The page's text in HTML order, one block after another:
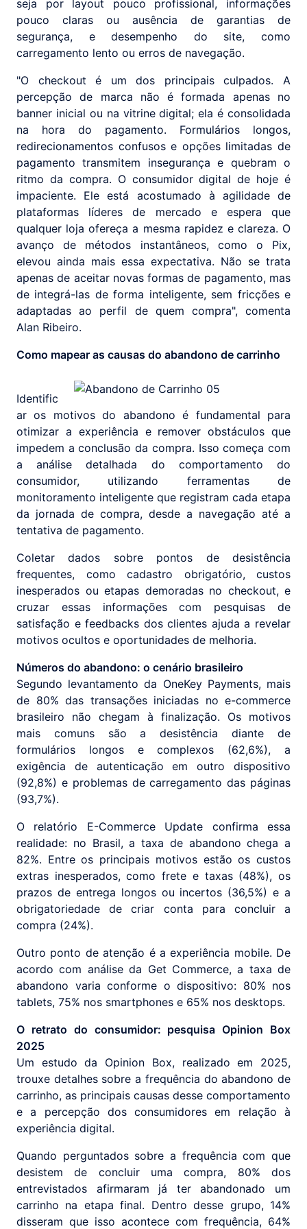
seja por layout pouco profissional, informações
pouco claras ou ausência de garantias de
segurança, e desempenho do site, como
carregamento lento ou erros de navegação.
"O checkout é um dos principais culpados. A
percepção de marca não é formada apenas no
banner inicial ou na vitrine digital; ela é consolidada
na hora do pagamento. Formulários longos,
redirecionamentos confusos e opções limitadas de
pagamento transmitem insegurança e quebram o
ritmo da compra. O consumidor digital de hoje é
impaciente. Ele está acostumado à agilidade de
plataformas líderes de mercado e espera que
qualquer loja ofereça a mesma rapidez e clareza. O
avanço de métodos instantâneos, como o Pix,
elevou ainda mais essa expectativa. Não se trata
apenas de aceitar novas formas de pagamento, mas
de integrá-las de forma inteligente, sem fricções e
adaptadas ao perfil de quem compra", comenta
Alan Ribeiro.
Como mapear as causas do abandono de carrinho
Identific
ar os motivos do abandono é fundamental para
otimizar a experiência e remover obstáculos que
impedem a conclusão da compra. Isso começa com
a análise detalhada do comportamento do
consumidor, utilizando ferramentas de
monitoramento inteligente que registram cada etapa
da jornada de compra, desde a navegação até a
tentativa de pagamento.
Coletar dados sobre pontos de desistência
frequentes, como cadastro obrigatório, custos
inesperados ou etapas demoradas no checkout, e
cruzar essas informações com pesquisas de
satisfação e feedbacks dos clientes ajuda a revelar
motivos ocultos e oportunidades de melhoria.
Números do abandono: o cenário brasileiro
Segundo levantamento da OneKey Payments, mais
de 80% das transações iniciadas no e-commerce
brasileiro não chegam à finalização. Os motivos
mais comuns são a desistência diante de
formulários longos e complexos (62,6%), a
exigência de autenticação em outro dispositivo
(92,8%) e problemas de carregamento das páginas
(93,7%).
O relatório E-Commerce Update confirma essa
realidade: no Brasil, a taxa de abandono chega a
82%. Entre os principais motivos estão os custos
extras inesperados, como frete e taxas (48%), os
prazos de entrega longos ou incertos (36,5%) e a
obrigatoriedade de criar conta para concluir a
compra (24%).
Outro ponto de atenção é a experiência mobile. De
acordo com análise da Get Commerce, a taxa de
abandono varia conforme o dispositivo: 80% nos
tablets, 75% nos smartphones e 65% nos desktops.
O retrato do consumidor: pesquisa Opinion Box
2025
Um estudo da Opinion Box, realizado em 2025,
trouxe detalhes sobre a frequência do abandono de
carrinho, as principais causas desse comportamento
e a percepção dos consumidores em relação à
experiência digital.
Quando perguntados sobre a frequência com que
desistem de concluir uma compra, 80% dos
entrevistados afirmaram já ter abandonado um
carrinho na etapa final. Dentro desse grupo, 14%
disseram que isso acontece com frequência, 64%